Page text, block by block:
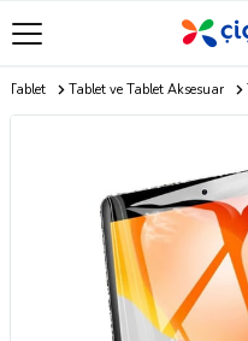
Tablet Tablet ve Tablet Aksesuar